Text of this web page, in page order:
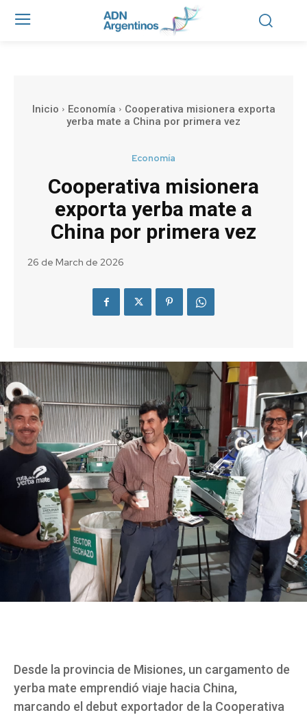
Inicio Economía
Cooperativa misionera exporta
yerba mate a China por primera vez
Economía
Cooperativa misionera
exporta yerba mate a
China por primera vez
26 de March de 2026
Desde la provincia de Misiones, un cargamento de
yerba mate emprendió viaje hacia China,
marcando el debut exportador de la Cooperativa